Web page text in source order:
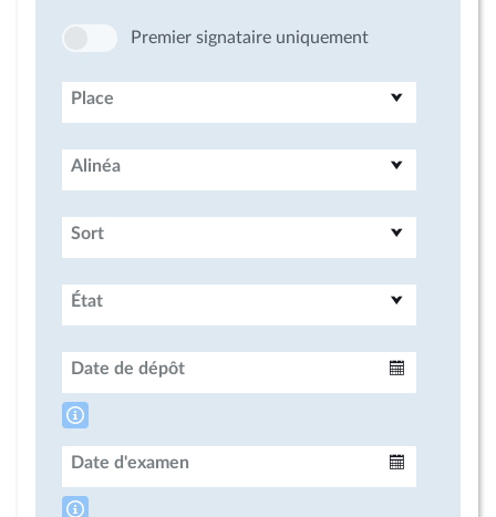
Premier signataire uniquement
Place
Alinéa
Sort
État
Date de dépôt
Date d'examen